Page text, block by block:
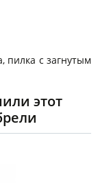
пилка с загнутым
этот